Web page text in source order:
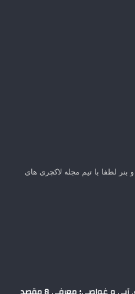
و بنر لطفا با تیم مجله لاکچری های